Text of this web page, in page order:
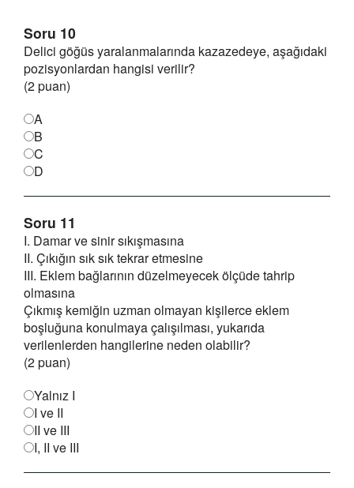
Soru 10
Delici göğüs yaralanmalarında kazazedeye, aşağıdaki
pozisyonlardan hangisi verilir?
(2 puan)
A
B
C
D
Soru 11
I. Damar ve sinir sıkışmasına
II. Çıkığın sık sık tekrar etmesine
III. Eklem bağlarının düzelmeyecek ölçüde tahrip
olmasına
Çıkmış kemiğin uzman olmayan kişilerce eklem
boşluğuna konulmaya çalışılması, yukarıda
verilenlerden hangilerine neden olabilir?
(2 puan)
Yalnız I
I ve II
II ve III
I, II ve III